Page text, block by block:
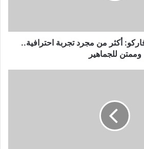
أكثر من مجرد تجربة احترافية..
وممتن للجماهير